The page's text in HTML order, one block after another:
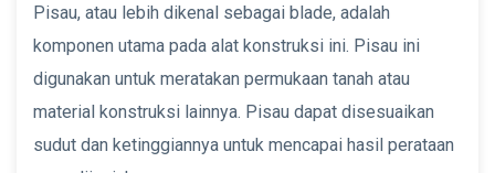
Pisau, atau lebih dikenal sebagai blade, adalah
komponen utama pada alat konstruksi ini. Pisau ini
digunakan untuk meratakan permukaan tanah atau
material konstruksi lainnya. Pisau dapat disesuaikan
sudut dan ketinggiannya untuk mencapai hasil perataan